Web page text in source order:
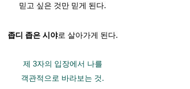
믿고 싶은 것만 믿게 된다.
좁디 좁은 시야로 살아가게 된다.
제 3자의 입장에서 나를
객관적으로 바라보는 것.